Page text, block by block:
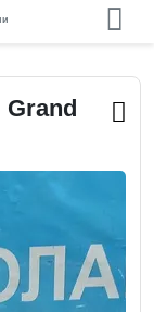
Grand